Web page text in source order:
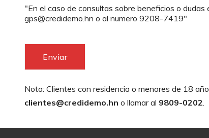
"En el caso de consultas sobre beneficios o dudas
gps@credidemo.hn o al numero 9208-7419"
Enviar
Nota: Clientes con residencia o menores de 18
clientes@credidemo.hn o llamar al 9809-0202.